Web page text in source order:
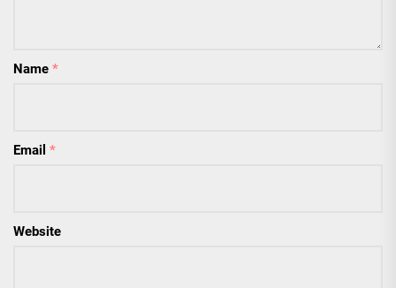
Name *
Email *
Website